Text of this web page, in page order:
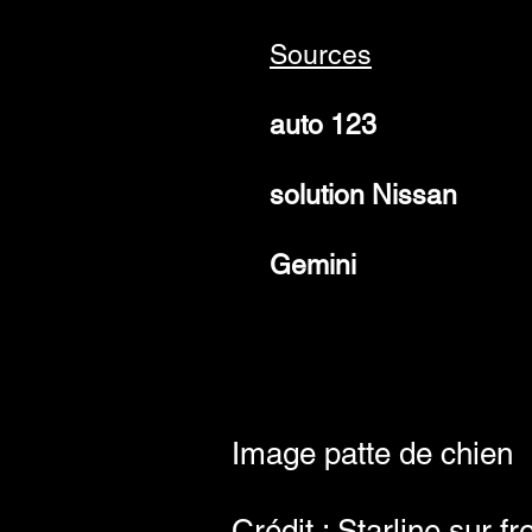
Sources
auto 123
solution Nissan
Gemini
Image patte de chien